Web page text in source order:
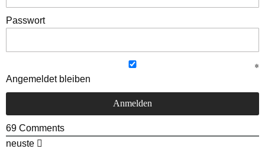
Passwort
Angemeldet bleiben
69 Comments
neuste